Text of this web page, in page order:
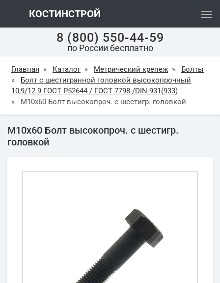
КОСТИНСТРОЙ
8 (800) 550-44-59
по России бесплатно
Главная » Каталог » Метрический крепеж »
Болты
»
Болт с шестигранной головкой высокопрочный
10,9/12.9 ГОСТ Р52644 / ГОСТ 7798 /DIN 931(933)
»
М10х60 Болт высокопроч. с шестигр. головкой
М10х60 Болт высокопроч. с шестигр.
головкой